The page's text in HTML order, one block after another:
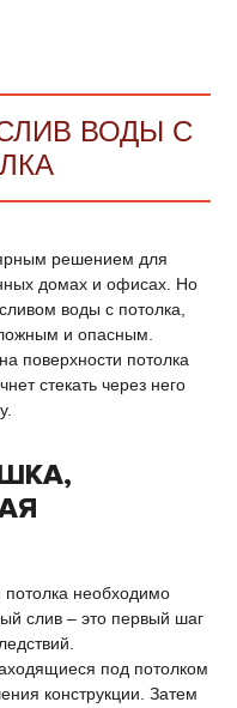
ВОДЫ С
решением для
домах и офисах. Но
воды с потолка,
и опасным.
поверхности потолка
стекать через него
необходимо
слив – это первый шаг
под потолком
конструкции. Затем